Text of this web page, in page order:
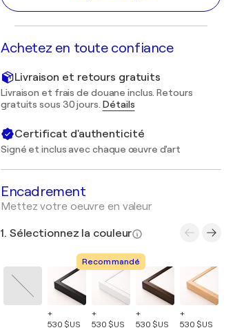
Achetez en toute confiance
Livraison et retours gratuits
Livraison et frais de douane inclus. Retours
gratuits sous 30 jours. Détails
Certificat d'authenticité
Signé et inclus avec chaque œuvre d'art
Encadrement
Mettez votre oeuvre en valeur
1. Sélectionnez la couleur
+
530 $US
Recommandé
+
530 $US
+
530 $US
+
530 $US